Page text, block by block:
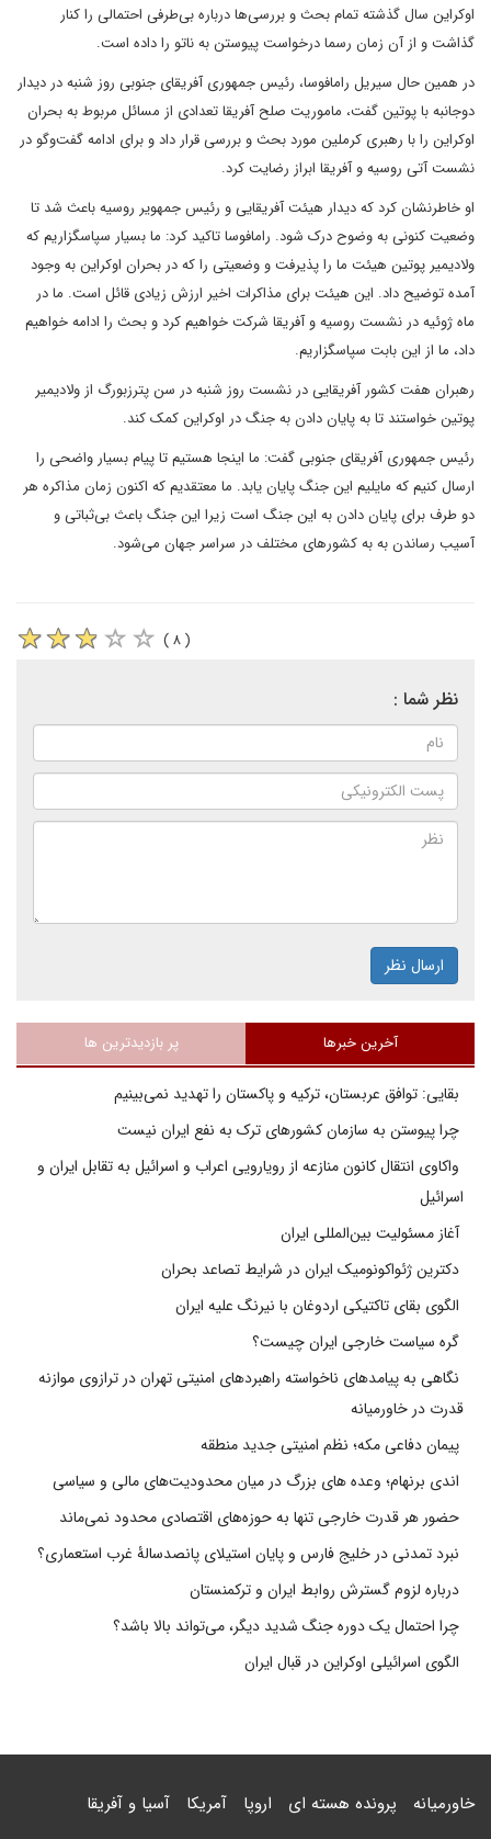
اوکراین سال گذشته تمام بحث و بررسی‌ها درباره بی‌طرفی احتمالی را کنار
گذاشت و از آن زمان رسما درخواست پیوستن به ناتو را داده است.
در همین حال سیریل رامافوسا، رئیس جمهوری آفریقای جنوبی روز شنبه در دیدار
دوجانبه با پوتین گفت، ماموریت صلح آفریقا تعدادی از مسائل مربوط به بحران
اوکراین را با رهبری کرملین مورد بحث و بررسی قرار داد و برای ادامه گفت‌وگو در
نشست آتی روسیه و آفریقا ابراز رضایت کرد.
او خاطرنشان کرد که دیدار هیئت آفریقایی و رئیس جمهویر روسیه باعث شد تا
وضعیت کنونی به وضوح درک شود. رامافوسا تاکید کرد: ما بسیار سپاسگزاریم که
ولادیمیر پوتین هیئت ما را پذیرفت و وضعیتی را که در بحران اوکراین به وجود
آمده توضیح داد. این هیئت برای مذاکرات اخیر ارزش زیادی قائل است. ما در
ماه ژوئیه در نشست روسیه و آفریقا شرکت خواهیم کرد و بحث را ادامه خواهیم
داد، ما از این بابت سپاسگزاریم.
رهبران هفت کشور آفریقایی در نشست روز شنبه در سن پترزبورگ از ولادیمیر
پوتین خواستند تا به پایان دادن به جنگ در اوکراین کمک کند.
رئیس جمهوری آفریقای جنوبی گفت: ما اینجا هستیم تا پیام بسیار واضحی را
ارسال کنیم که مایلیم این جنگ پایان یابد. ما معتقدیم که اکنون زمان مذاکره هر
دو طرف برای پایان دادن به این جنگ است زیرا این جنگ باعث بی‌ثباتی و
آسیب رساندن به به کشورهای مختلف در سراسر جهان می‌شود.
( ۸ )
نظر شما :
ارسال نظر
آخرین خبرها پر بازدیدترین ها
بقایی: توافق عربستان، ترکیه و پاکستان را تهدید نمی‌بینیم
چرا پیوستن به سازمان کشورهای ترک به نفع ایران نیست
واکاوی انتقال کانون منازعه از رویارویی اعراب و اسرائیل به تقابل ایران و
اسرائیل
آغاز مسئولیت بین‌المللی ایران
دکترین ژئواکونومیک ایران در شرایط تصاعد بحران
الگوی بقای تاکتیکی اردوغان با نیرنگ علیه ایران
گره سیاست خارجی ایران چیست؟
نگاهی به پیامدهای ناخواسته راهبردهای امنیتی تهران در ترازوی موازنه
قدرت در خاورمیانه
پیمان دفاعی مکه؛ نظم امنیتی جدید منطقه
اندی برنهام؛ وعده های بزرگ در میان محدودیت‌های مالی و سیاسی
حضور هر قدرت خارجی تنها به حوزه‌های اقتصادی محدود نمی‌ماند
نبرد تمدنی در خلیج فارس و پایان استیلای پانصدسالۀ غرب استعماری؟
درباره لزوم گسترش روابط ایران و ترکمنستان
چرا احتمال یک دوره جنگ شدید دیگر، می‌تواند بالا باشد؟
الگوی اسرائیلی اوکراین در قبال ایران
خاورمیانه پرونده هسته ای اروپا آمریکا آسیا و آفریقا